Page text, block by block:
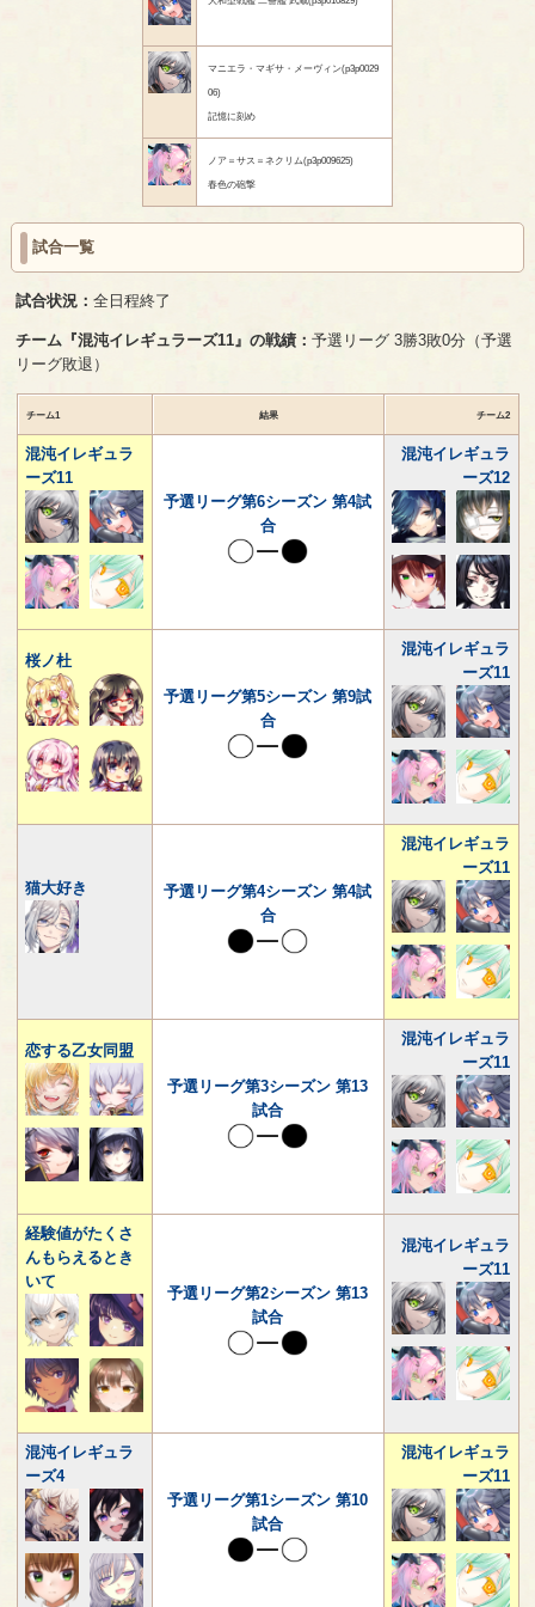
マニエラ・マギサ・メーヴィン(p3p0029
06)
記憶に刻め
ノア＝サス＝ネクリム(p3p009625)
春色の砲撃
試合一覧
試合状況：全日程終了
チーム『混沌イレギュラーズ11』の戦績：予選リーグ 3勝3敗0分（予選
リーグ敗退）
チーム1 結果 チーム2
混沌イレギュラ
ーズ11
予選リーグ第6シーズン 第4試
合
混沌イレギュラ
ーズ12
桜ノ杜
予選リーグ第5シーズン 第9試
合
混沌イレギュラ
ーズ11
猫大好き
予選リーグ第4シーズン 第4試
合
混沌イレギュラ
ーズ11
恋する乙女同盟
予選リーグ第3シーズン 第13
試合
混沌イレギュラ
ーズ11
経験値がたくさ
んもらえるとき
いて
予選リーグ第2シーズン 第13
試合
混沌イレギュラ
ーズ11
混沌イレギュラ
ーズ4
予選リーグ第1シーズン 第10
試合
混沌イレギュラ
ーズ11